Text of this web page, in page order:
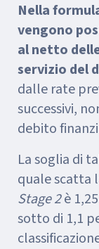
Nella
vengono
al netto
servizio del
dalle rate
successivi,
debito
La soglia di
quale scatta
Stage 2è
sotto di 1,1